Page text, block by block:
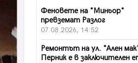
Феновете на "Миньор"
превземат Разлог
07.08.2026, 14:52
Ремонтът на ул. "Ален
Перник е в заключителен